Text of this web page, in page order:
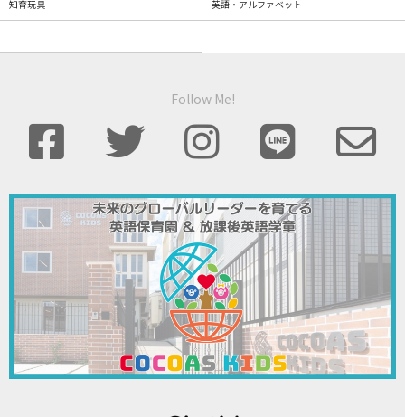
知育玩具 英語・アルファベット
Follow Me!